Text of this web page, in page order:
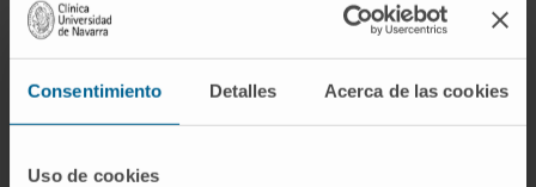
Consentimiento Detalles Acerca de las cookies
Uso de cookies
gen.
Preguntas frecuentes
¿De dónde viene la palabra